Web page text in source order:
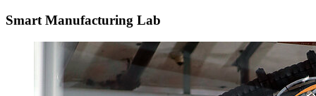
Smart Manufacturing Lab